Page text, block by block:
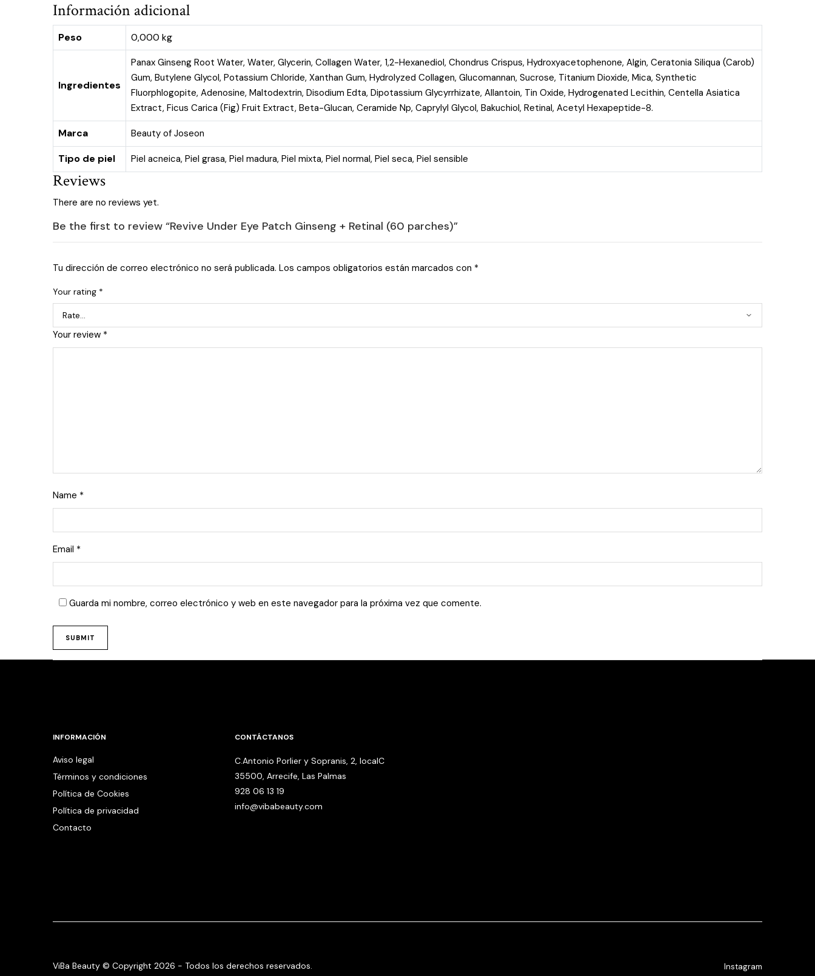
Información adicional
Peso 0,000 kg
Ingredientes
Panax Ginseng Root Water, Water, Glycerin, Collagen Water, 1,2-Hexanediol, Chondrus Crispus, Hydroxyacetophenone, Algin, Ceratonia Siliqua (Carob)
Gum, Butylene Glycol, Potassium Chloride, Xanthan Gum, Hydrolyzed Collagen, Glucomannan, Sucrose, Titanium Dioxide, Mica, Synthetic
Fluorphlogopite, Adenosine, Maltodextrin, Disodium Edta, Dipotassium Glycyrrhizate, Allantoin, Tin Oxide, Hydrogenated Lecithin, Centella Asiatica
Extract, Ficus Carica (Fig) Fruit Extract, Beta-Glucan, Ceramide Np, Caprylyl Glycol, Bakuchiol, Retinal, Acetyl Hexapeptide-8.
Marca Beauty of Joseon
Tipo de piel Piel acneica, Piel grasa, Piel madura, Piel mixta, Piel normal, Piel seca, Piel sensible
Reviews
There are no reviews yet.
Be the first to review “Revive Under Eye Patch Ginseng + Retinal (60 parches)”
Tu dirección de correo electrónico no será publicada. Los campos obligatorios están marcados con *
Your rating *
Your review *
Name *
Email *
Guarda mi nombre, correo electrónico y web en este navegador para la próxima vez que comente.
INFORMACIÓN
Aviso legal
Términos y condiciones
Política de Cookies
Política de privacidad
Contacto
CONTÁCTANOS
C.Antonio Porlier y Sopranis, 2, localC
35500, Arrecife, Las Palmas
928 06 13 19
info@vibabeauty.com
ViBa Beauty © Copyright 2026 - Todos los derechos reservados. Instagram